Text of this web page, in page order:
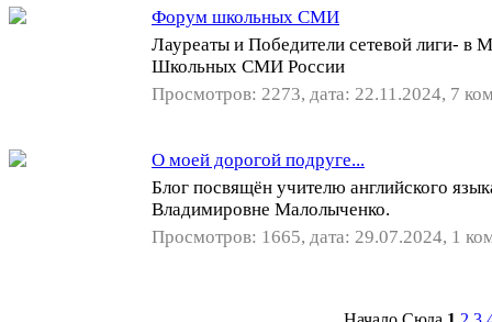
Форум школьных СМИ
Лауреаты и Победители сетевой лиги- в
Школьных СМИ России
Просмотров: 2273, дата: 22.11.2024, 7
О моей дорогой подруге...
Блог посвящён учителю английского
Владимировне Малолыченко.
Просмотров: 1665, дата: 29.07.2024, 1